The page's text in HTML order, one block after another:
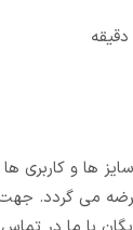
ها و کاربری ها
عرضه می گردد.